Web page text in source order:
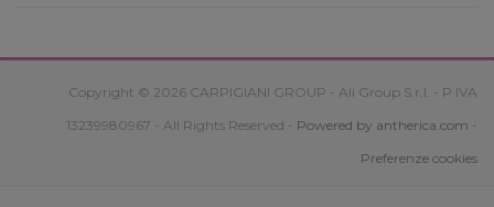
Copyright © 2026 CARPIGIANI GROUP - Ali Group S.r.l. - P.IVA
13239980967 - All Rights Reserved - Powered by antherica.com -
Preferenze cookies